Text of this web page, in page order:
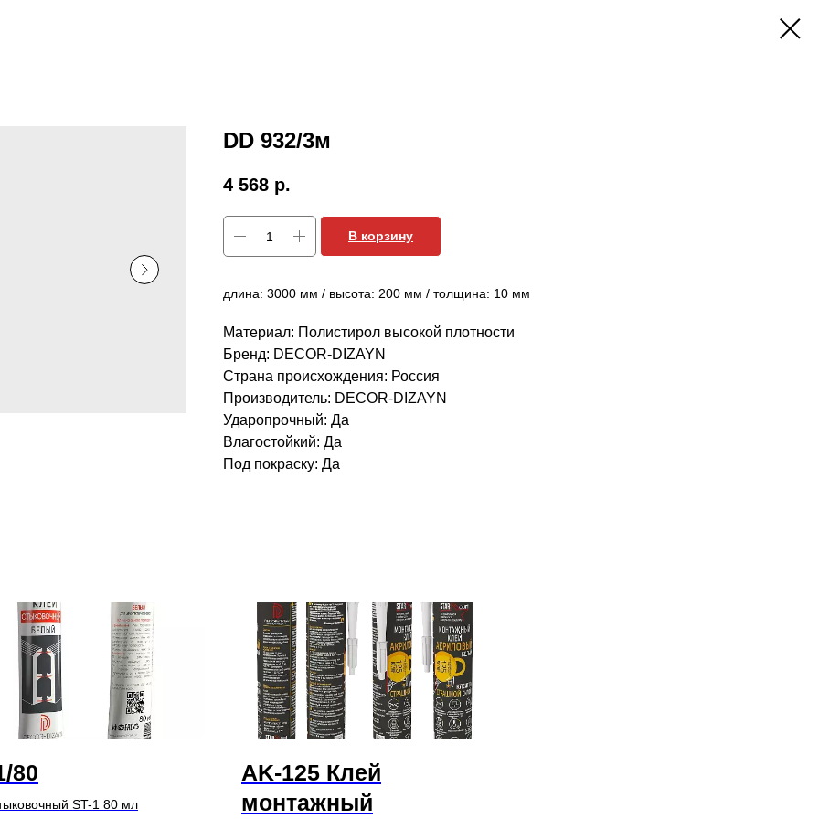
DD 932/3м
4 568 р.
В корзину
длина: 3000 мм / высота: 200 мм / толщина: 10 мм
Материал: Полистирол высокой плотности
Бренд: DECOR-DIZAYN
Страна происхождения: Россия
Производитель: DECOR-DIZAYN
Ударопрочный: Да
Влагостойкий: Да
Под покраску: Да
80
ST-1 80 мл
AK-125 Клей
монтажный